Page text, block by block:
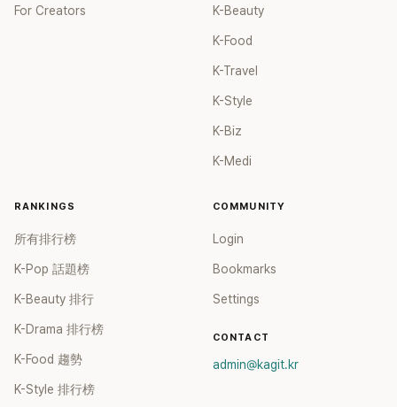
For Creators K-Beauty
K-Food
K-Travel
K-Style
K-Biz
K-Medi
RANKINGS
所有排行榜
K-Pop 話題榜
K-Beauty 排行
K-Drama 排行榜
K-Food 趨勢
K-Style 排行榜
COMMUNITY
Login
Bookmarks
Settings
CONTACT
admin@kagit.kr